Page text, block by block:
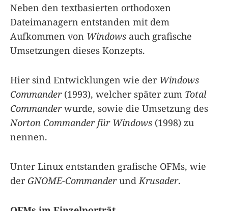
Neben den textbasierten orthodoxen
Dateimanagern entstanden mit dem
Aufkommen von Windows auch grafische
Umsetzungen dieses Konzepts.
Hier sind Entwicklungen wie der Windows
Commander(1993), welcher später zum Total
Commanderwurde, sowie die Umsetzung des
Norton Commander für Windows (1998) zu
nennen.
Unter Linux entstanden grafische OFMs, wie
der GNOME-Commanderund Krusader.